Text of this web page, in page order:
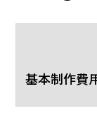
基本制作費